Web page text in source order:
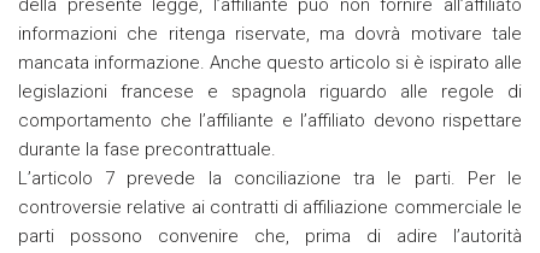
della presente legge, l’affiliante può non fornire all’affiliato
informazioni che ritenga riservate, ma dovrà motivare tale
mancata informazione. Anche questo articolo si è ispirato alle
legislazioni francese e spagnola riguardo alle regole di
comportamento che l’affiliante e l’affiliato devono rispettare
durante la fase precontrattuale.
L’articolo 7 prevede la conciliazione tra le parti. Per le
controversie relative ai contratti di affiliazione commerciale le
parti possono convenire che, prima di adire l’autorità